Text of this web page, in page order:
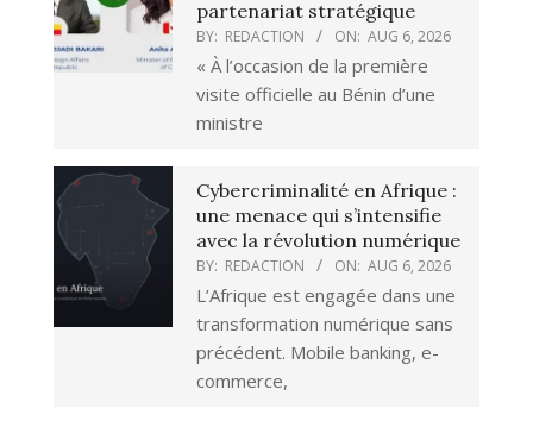
partenariat stratégique
BY: REDACTION ON: AUG 6, 2026
« À l’occasion de la première
visite officielle au Bénin d’une
ministre
Cybercriminalité en Afrique :
une menace qui s’intensifie
avec la révolution numérique
BY: REDACTION ON: AUG 6, 2026
L’Afrique est engagée dans une
transformation numérique sans
précédent. Mobile banking, e-
commerce,